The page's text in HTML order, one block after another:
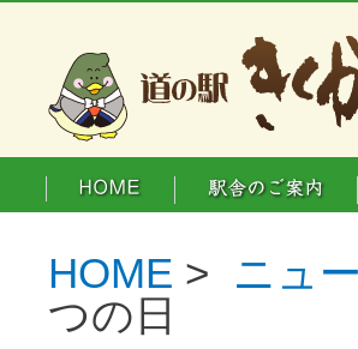
HOME > ニュ
つの日